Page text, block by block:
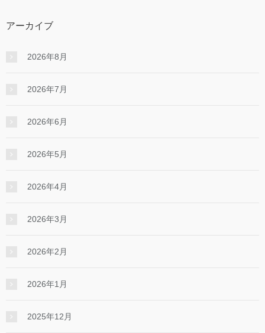
アーカイブ
2026年8月
2026年7月
2026年6月
2026年5月
2026年4月
2026年3月
2026年2月
2026年1月
2025年12月